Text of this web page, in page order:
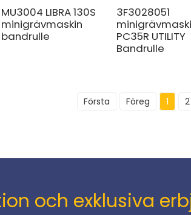
MU3004 LIBRA 130S
minigrävmaskin
bandrulle
3F3028051
PC35R UTILITY
Bandrulle
Första Föreg 1 2
och exklusiva